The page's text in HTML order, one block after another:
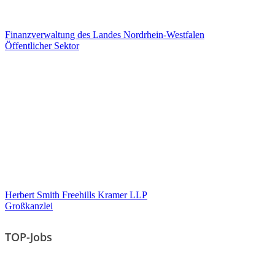
Finanzverwaltung des Landes Nordrhein-Westfalen
Öffentlicher Sektor
Herbert Smith Freehills Kramer LLP
Großkanzlei
TOP-Jobs